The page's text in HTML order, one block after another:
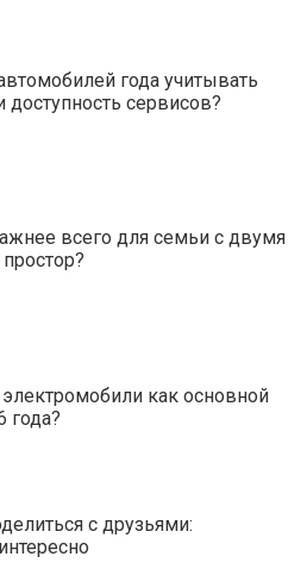
года учитывать
сервисов?
всего для семьи с двумя
как основной
года?
с друзьями: